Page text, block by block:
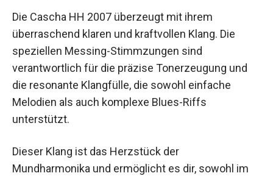
Die Cascha HH 2007 überzeugt mit ihrem
überraschend klaren und kraftvollen Klang. Die
speziellen Messing-Stimmzungen sind
verantwortlich für die präzise Tonerzeugung und
die resonante Klangfülle, die sowohl einfache
Melodien als auch komplexe Blues-Riffs
unterstützt.
Dieser Klang ist das Herzstück der
Mundharmonika und ermöglicht es dir, sowohl im